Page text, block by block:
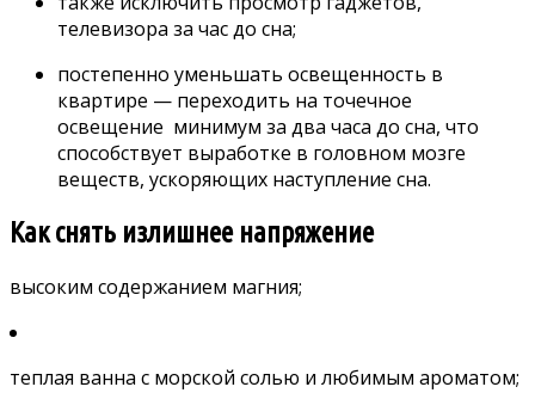
телевизора за час до сна;
постепенно уменьшать освещенность в
квартире — переходить на точечное
освещение минимум за два часа до сна, что
способствует выработке в головном мозге
веществ, ускоряющих наступление сна.
Как снять излишнее напряжение
высоким содержанием магния;
теплая ванна с морской солью и любимым ароматом;